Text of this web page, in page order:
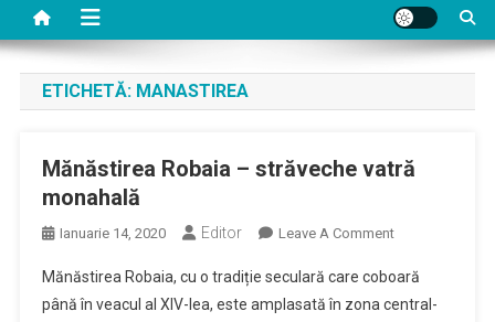
ETICHETĂ: MANASTIREA
Mănăstirea Robaia – străveche vatră
monahală
Ianuarie 14, 2020 Editor Leave A CommentOn
Robaia
–
Mănăstirea Robaia, cu o tradiție seculară care coboară
până în veacul al XIV-lea, este amplasată în zona central-